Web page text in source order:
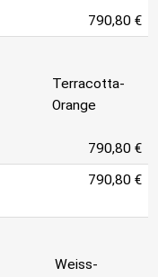
790,80 €
Terracotta-
Orange
790,80 €
790,80 €
Weiss-